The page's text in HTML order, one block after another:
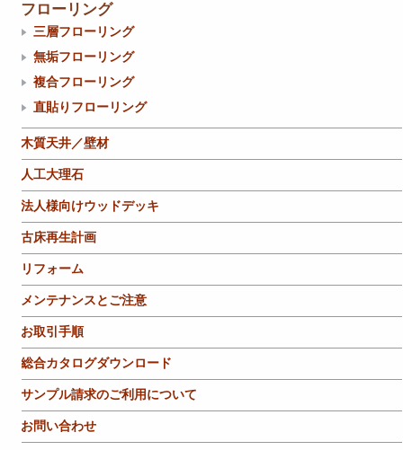
フローリング
三層フローリング
無垢フローリング
複合フローリング
直貼りフローリング
木質天井／壁材
人工大理石
法人様向けウッドデッキ
古床再生計画
リフォーム
メンテナンスとご注意
お取引手順
総合カタログダウンロード
サンプル請求のご利用について
お問い合わせ